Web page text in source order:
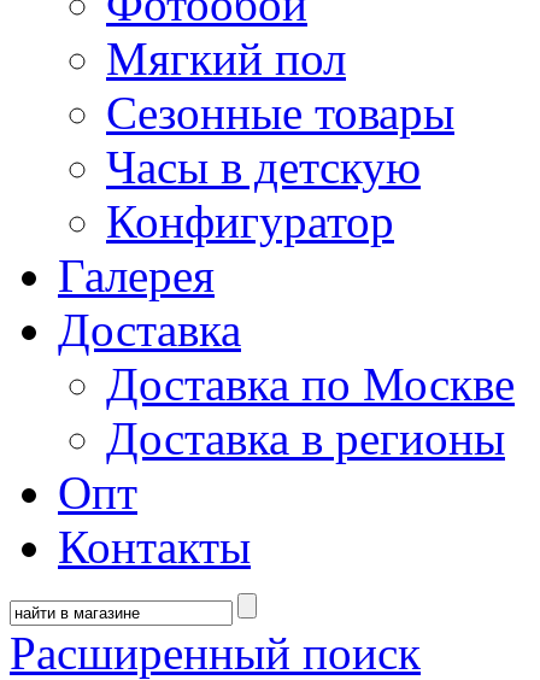
Мягкий пол
Сезонные товары
Часы в детскую
Конфигуратор
Галерея
Доставка
Доставка по Москве
Доставка в регионы
Опт
Контакты
Расширенный поиск